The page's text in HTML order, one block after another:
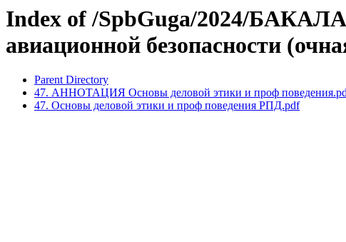
Index of /SpbGuga/2024/
авиационной безопасности
Parent Directory
47. АННОТАЦИЯ Основы деловой этики и проф
47. Основы деловой этики и проф поведения РПД.pdf